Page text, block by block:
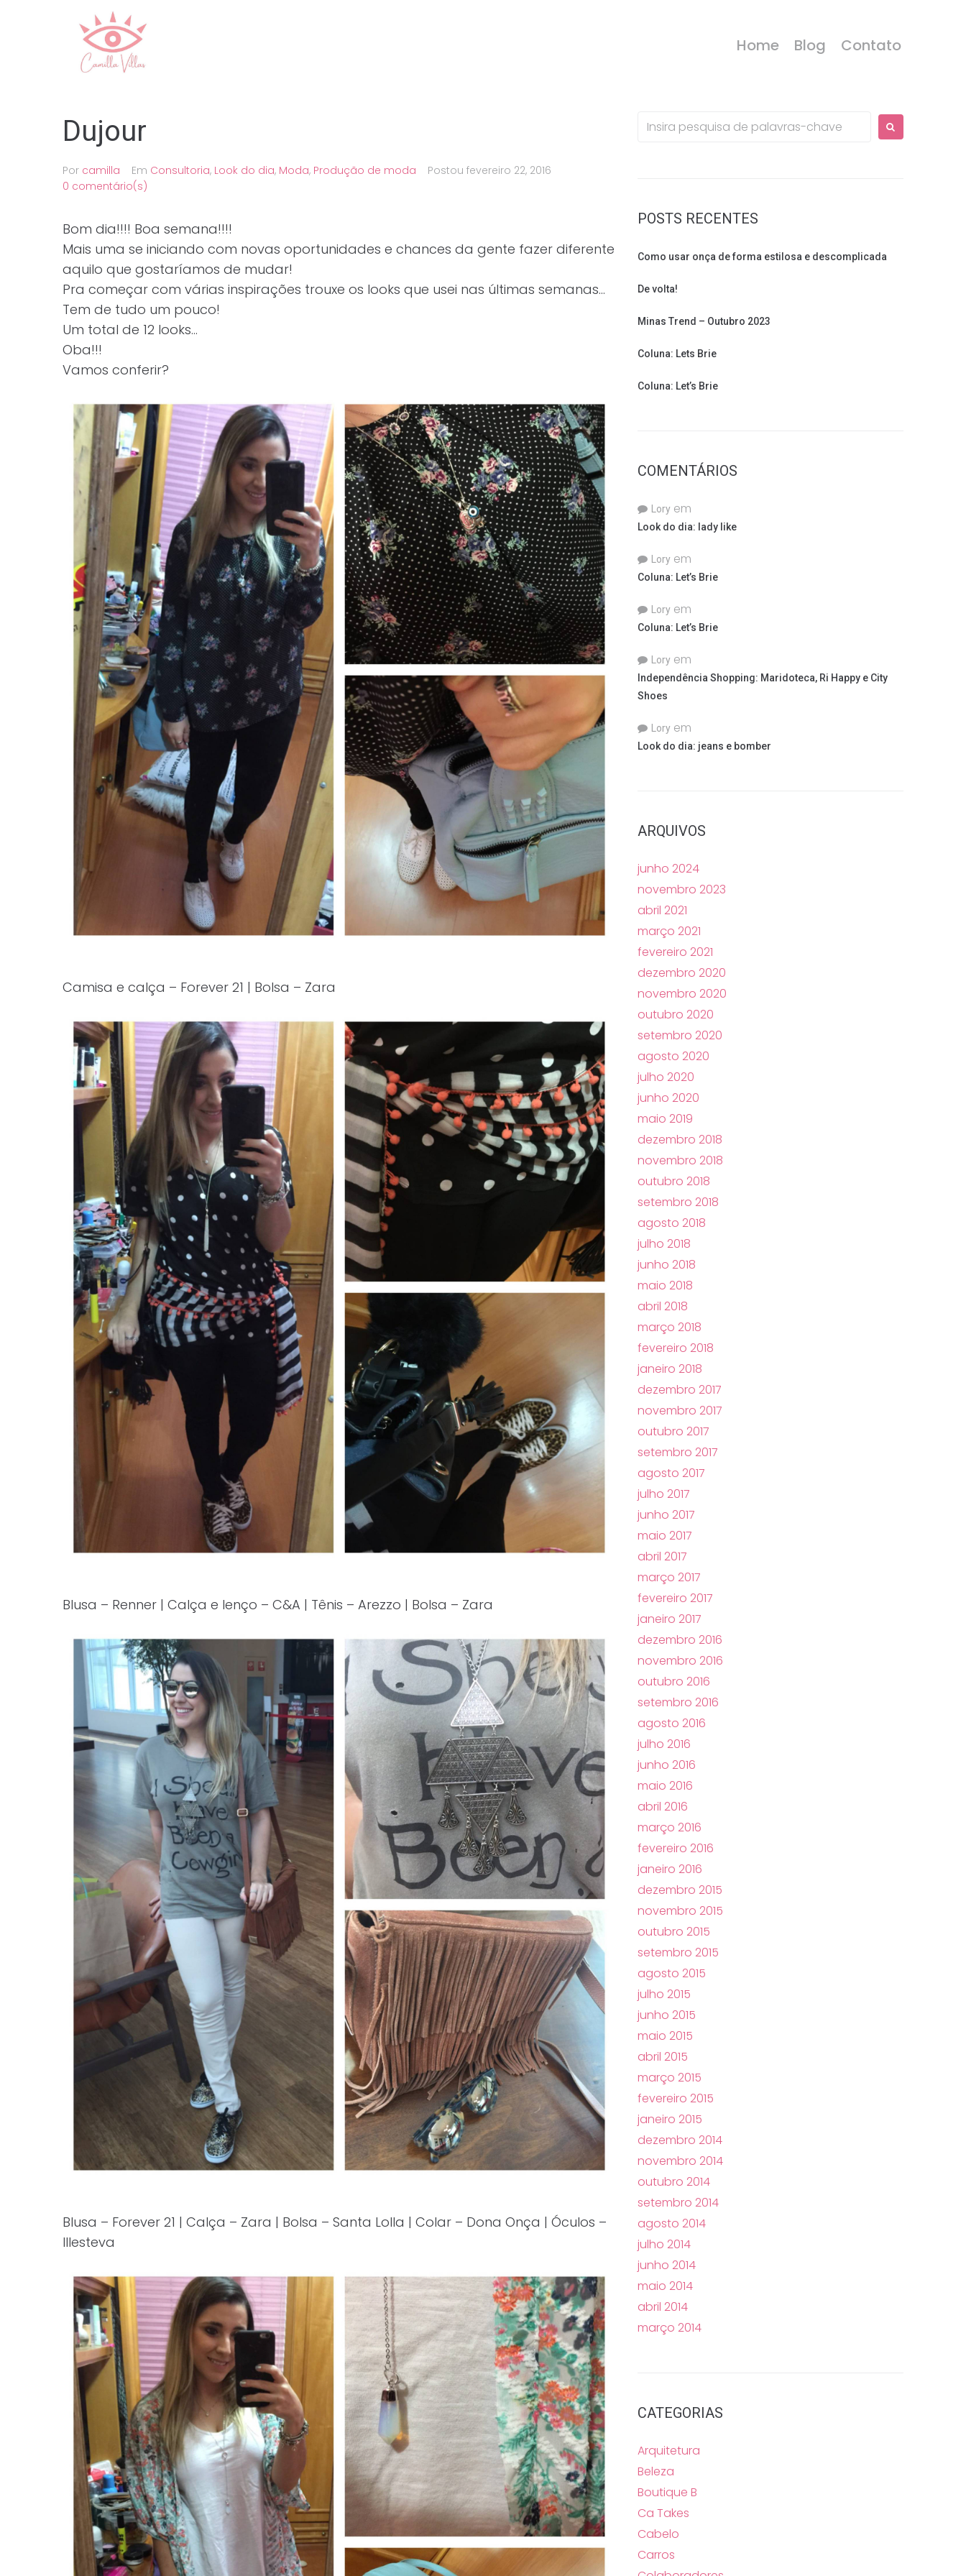
Home Blog Contato
Dujour
Por camilla Em Consultoria, Look do dia, Moda, Produção de moda Postou fevereiro 22, 2016
0 comentário(s)
Bom dia!!!! Boa semana!!!!
Mais uma se iniciando com novas oportunidades e chances da gente fazer diferente
aquilo que gostaríamos de mudar!
Pra começar com várias inspirações trouxe os looks que usei nas últimas semanas…
Tem de tudo um pouco!
Um total de 12 looks…
Oba!!!
Vamos conferir?
Camisa e calça – Forever 21 | Bolsa – Zara
Blusa – Renner | Calça e lenço – C&A | Tênis – Arezzo | Bolsa – Zara
Blusa – Forever 21 | Calça – Zara | Bolsa – Santa Lolla | Colar – Dona Onça | Óculos –
Illesteva
Procurar:
POSTS RECENTES
Como usar onça de forma estilosa e descomplicada
De volta!
Minas Trend – Outubro 2023
Coluna: Lets Brie
Coluna: Let’s Brie
COMENTÁRIOS
Lory em
Look do dia: lady like
Lory em
Coluna: Let’s Brie
Lory em
Coluna: Let’s Brie
Lory em
Independência Shopping: Maridoteca, Ri Happy e City
Shoes
Lory em
Look do dia: jeans e bomber
ARQUIVOS
junho 2024
novembro 2023
abril 2021
março 2021
fevereiro 2021
dezembro 2020
novembro 2020
outubro 2020
setembro 2020
agosto 2020
julho 2020
junho 2020
maio 2019
dezembro 2018
novembro 2018
outubro 2018
setembro 2018
agosto 2018
julho 2018
junho 2018
maio 2018
abril 2018
março 2018
fevereiro 2018
janeiro 2018
dezembro 2017
novembro 2017
outubro 2017
setembro 2017
agosto 2017
julho 2017
junho 2017
maio 2017
abril 2017
março 2017
fevereiro 2017
janeiro 2017
dezembro 2016
novembro 2016
outubro 2016
setembro 2016
agosto 2016
julho 2016
junho 2016
maio 2016
abril 2016
março 2016
fevereiro 2016
janeiro 2016
dezembro 2015
novembro 2015
outubro 2015
setembro 2015
agosto 2015
julho 2015
junho 2015
maio 2015
abril 2015
março 2015
fevereiro 2015
janeiro 2015
dezembro 2014
novembro 2014
outubro 2014
setembro 2014
agosto 2014
julho 2014
junho 2014
maio 2014
abril 2014
março 2014
CATEGORIAS
Arquitetura
Beleza
Boutique B
Ca Takes
Cabelo
Carros